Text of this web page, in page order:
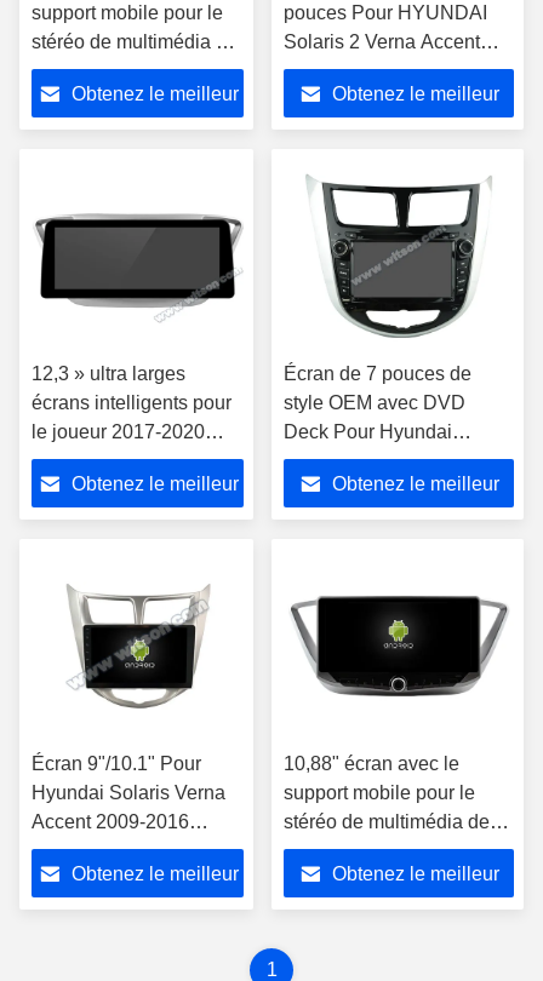
support mobile pour le
stéréo de multimédia de
HYUNDAI Solaris 2
Verna Accent 2017-
2020
Obtenez le meilleur
pouces Pour HYUNDAI
Solaris 2 Verna Accent
2017-2020 Stéréo
multimédia pour voiture
Obtenez le meilleur
12,3 » ultra larges
écrans intelligents pour
le joueur 2017-2020
stéréo de voiture de
HYUNDAI Solaris 2
Verna Accent
Obtenez le meilleur
Écran de 7 pouces de
style OEM avec DVD
Deck Pour Hyundai
Solaris Verna Accent
2009-2016 Android
CarPlay
Obtenez le meilleur
Écran 9"/10.1" Pour
Hyundai Solaris Verna
Accent 2009-2016
Stéréo multimédia pour
voitureObtenez le meilleur
10,88" écran avec le
support mobile pour le
stéréo de multimédia de
HYUNDAI Solaris 2 Verna
Accent 2017-2020
Obtenez le meilleur
1